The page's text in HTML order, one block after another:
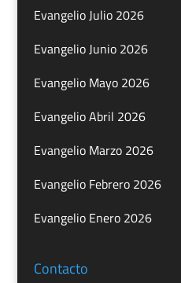
Evangelio Julio 2026
Evangelio Junio 2026
Evangelio Mayo 2026
Evangelio Abril 2026
Evangelio Marzo 2026
Evangelio Febrero 2026
Evangelio Enero 2026
Contacto